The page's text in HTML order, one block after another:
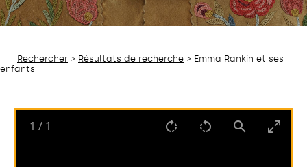
Rechercher > Résultats de recherche > Emma Rankin et ses
enfants
1 / 1